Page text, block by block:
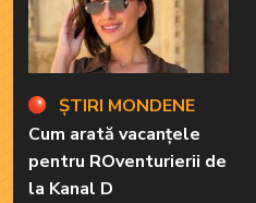
ȘTIRI MONDENE
Cum arată vacanțele
pentru ROventurierii de
la Kanal D